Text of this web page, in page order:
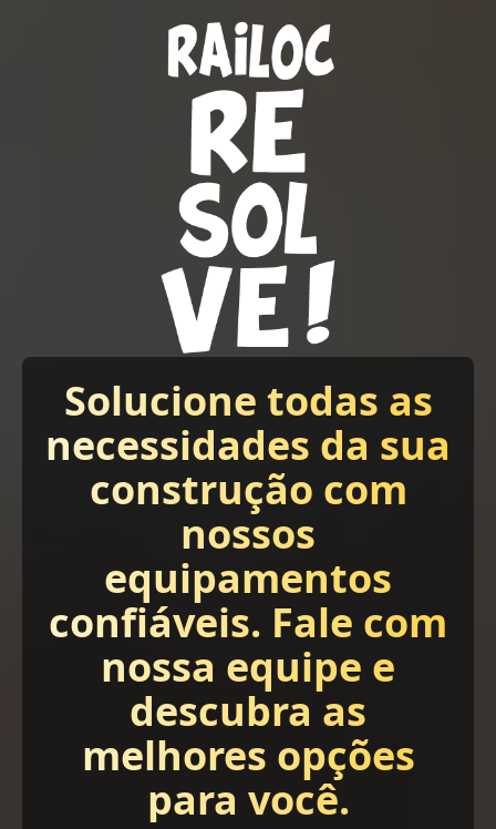
Solucione todas as
necessidades da sua
construção com
nossos
equipamentos
confiáveis. Fale com
nossa equipe e
descubra as
melhores opções
para você.